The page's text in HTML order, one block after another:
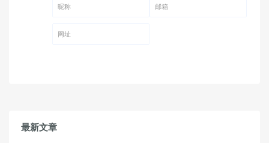
最新文章